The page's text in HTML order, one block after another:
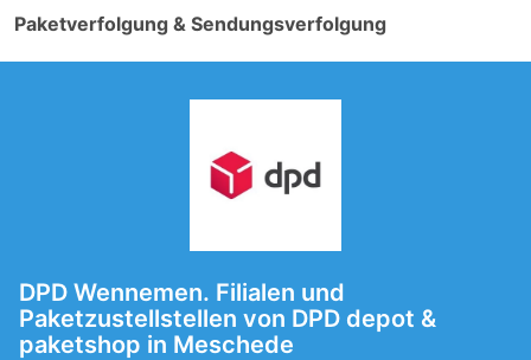
Paketverfolgung & Sendungsverfolgung
DPD Wennemen. Filialen und
Paketzustellstellen von DPD depot &
paketshop in Meschede